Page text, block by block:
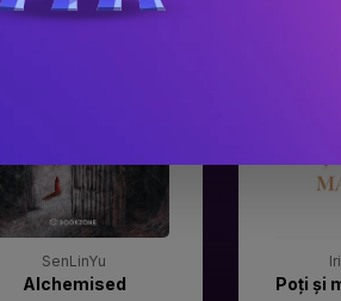
SenLinYu
Alchemised Poți și